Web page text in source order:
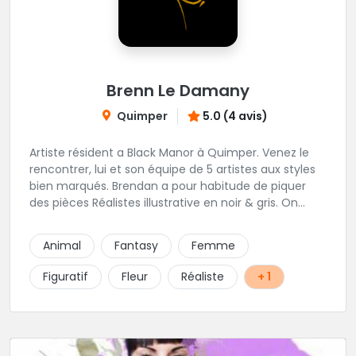
Brenn Le Damany
Quimper 5.0 (4 avis)
Artiste résident a Black Manor à Quimper. Venez le
rencontrer, lui et son équipe de 5 artistes aux styles
bien marqués. Brendan a pour habitude de piquer
des pièces Réalistes illustrative en noir & gris. On
de votre projet avec lui.
Animal Fantasy
Femme
Figuratif
Fleur Réaliste + 1